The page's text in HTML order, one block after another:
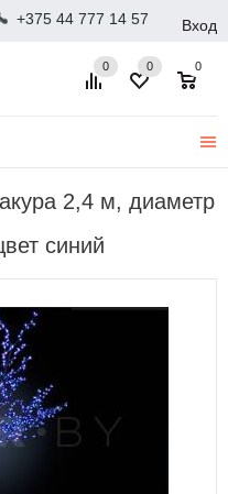
+375 44 777 14 57 Вход
0 0
0
2,4 м, диаметр
синий